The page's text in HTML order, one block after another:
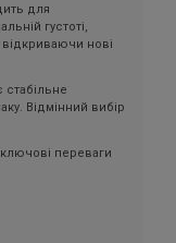
для
густоті,
нові
стабільне
Відмінний вибір
ключові переваги